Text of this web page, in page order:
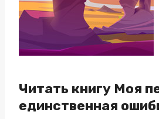
Читать книгу Моя
единственная